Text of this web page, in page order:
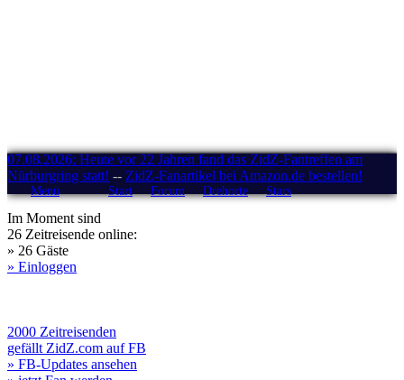
07.08.2026: Heute vor 22 Jahren fand das ZidZ-Fantreffen am
Nürburgring statt! -- ZidZ-Fanartikel bei Amazon.de bestellen!
Menü Start Forum Drehorte Stars
Im Moment sind
26 Zeitreisende online:
» 26 Gäste
» Einloggen
2000 Zeitreisenden
gefällt ZidZ.com auf FB
» FB-Updates ansehen